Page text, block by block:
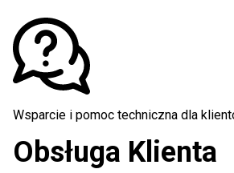
Wsparcie i pomoc techniczna dla
Obsługa Klienta